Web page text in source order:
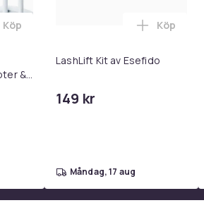
lightning - USB-C 2m i varukorgen
med 2M USB-C till USB-C
&
Lägg till 2-pack Samsung
Köp
LashLift Kit av Esefido
149 kr
Lägg till
Köp
måndag, 17 aug